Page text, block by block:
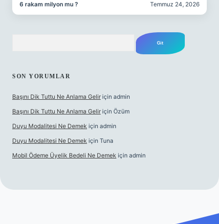
6 rakam milyon mu ? Temmuz 24, 2026
SON YORUMLAR
Başını Dik Tuttu Ne Anlama Gelir için admin
Başını Dik Tuttu Ne Anlama Gelir için Özüm
Duyu Modalitesi Ne Demek için admin
Duyu Modalitesi Ne Demek için Tuna
Mobil Ödeme Üyelik Bedeli Ne Demek için admin